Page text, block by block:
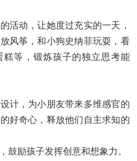
活动，让她度过充实的一天，
风筝，和小狗史纳菲玩耍，看
糕等，锻炼孩子的独立思考能
计，为小朋友带来多维感官的
好奇心，释放他们自主求知的
鼓励孩子发挥创意和想象力。